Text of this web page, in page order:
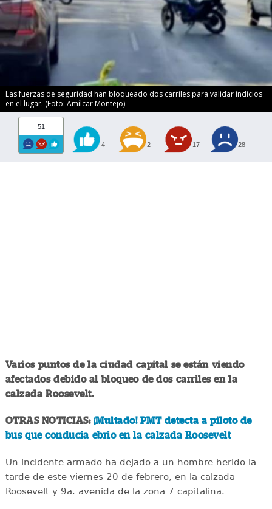
Las fuerzas de seguridad han bloqueado dos carriles para validar indicios
en el lugar. (Foto: Amílcar Montejo)
51
4 2 17 28
Varios puntos de la ciudad capital se están viendo
afectados debido al bloqueo de dos carriles en la
calzada Roosevelt.
OTRAS NOTICIAS: ¡Multado! PMT detecta a piloto de
bus que conducía ebrio en la calzada Roosevelt
Un incidente armado ha dejado a un hombre herido la
tarde de este viernes 20 de febrero, en la calzada
Roosevelt y 9a. avenida de la zona 7 capitalina.